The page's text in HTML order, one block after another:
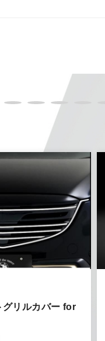
お願い致します。
ご了承ください。
了承ください。
グリルカバー for